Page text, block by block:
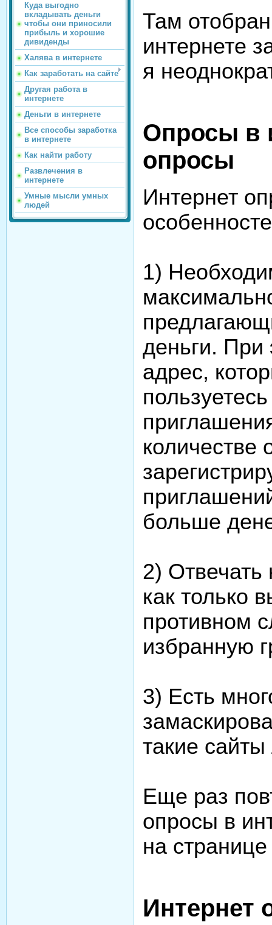
Куда выгодно
вкладывать деньги
чтобы они приносили
прибыль и хорошие
дивиденды
Халява в интернете
Как заработать на сайте
Другая работа в
интернете
Деньги в интернете
Все способы заработка
в интернете
Как найти работу
Развлечения в
интернете
Умные мысли умных
людей
Там
интернете
я
Опросы в
опросы
Интернет
1)
деньги. При
адрес,
количестве
больше
2)
как только
противном
избранную
3) Есть
такие
Еще раз
опросы в
на
Интернет